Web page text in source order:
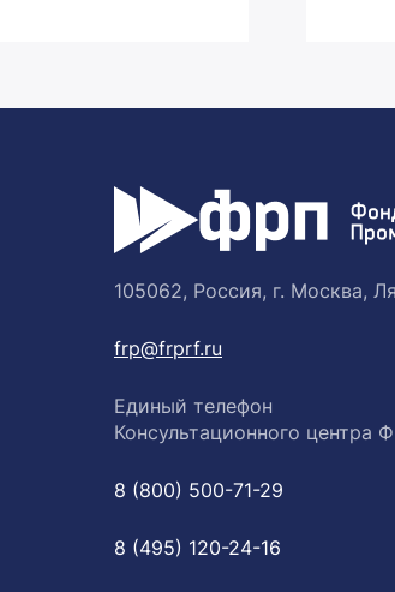
105062, Россия, г. Москва,
frp@frprf.ru
Единый телефон
Консультационного центра
8 (800) 500-71-29
8 (495) 120-24-16